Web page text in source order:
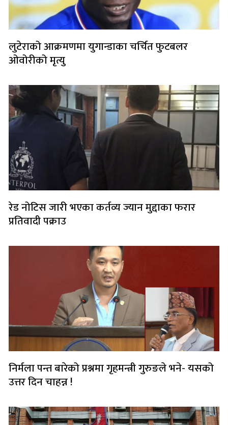
लुटेराको आक्रमणमा युगान्डाका चर्चित फुटबलर
ओवोरीको मृत्यु
रेड नोटिस जारी भएका कर्तव्य ज्यान मुद्दाका फरार
प्रतिवादी पक्राउ
निर्मला पन्त बारेको प्रश्नमा गृहमन्त्री गुरुङले भने- यसको
उत्तर दिन चाहन्न !